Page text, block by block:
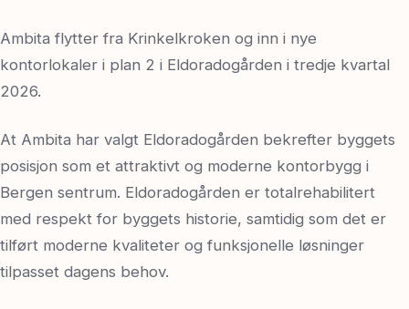
Ambita flytter fra Krinkelkroken og inn i nye
kontorlokaler i plan 2 i Eldoradogården i tredje kvartal
2026.
At Ambita har valgt Eldoradogården bekrefter byggets
posisjon som et attraktivt og moderne kontorbygg i
Bergen sentrum. Eldoradogården er totalrehabilitert
med respekt for byggets historie, samtidig som det er
tilført moderne kvaliteter og funksjonelle løsninger
tilpasset dagens behov.